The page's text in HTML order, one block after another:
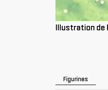
Illustration de
Figurines